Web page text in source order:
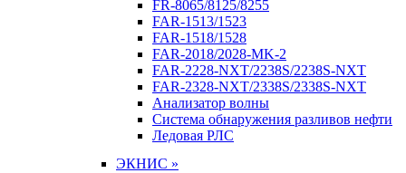
FR-8065/8125/8255
FAR-1513/1523
FAR-1518/1528
FAR-2018/2028-MK-2
FAR-2228-NXT/2238S/2238S-NXT
FAR-2328-NXT/2338S/2338S-NXT
Анализатор волны
Система обнаружения разливов нефти
Ледовая РЛС
ЭКНИС »